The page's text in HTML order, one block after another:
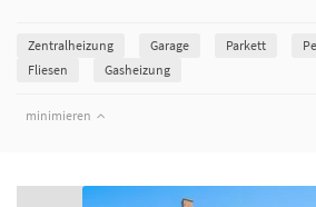
Zentralheizung Garage Parkett
Fliesen
Gasheizung
minimieren